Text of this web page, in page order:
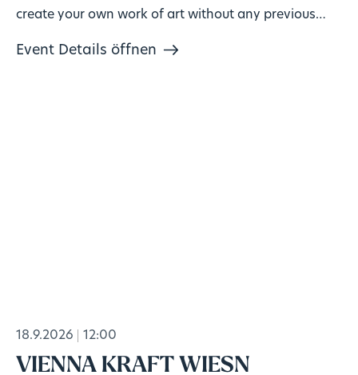
create your own work of art without any previous
Event Details öffnen
18.9.2026 12:00
VIENNA KRAFT WIESN